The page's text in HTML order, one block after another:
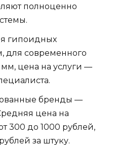
полноценно
гипоидных
для современного
цена на услуги —
бренды —
цена на
300 до 1000 рублей,
за штуку.